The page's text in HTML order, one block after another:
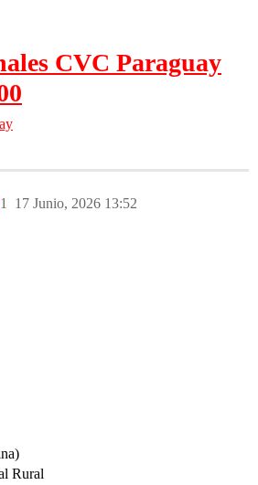
CVC Paraguay
17 Junio, 2026 13:52
1
Rural